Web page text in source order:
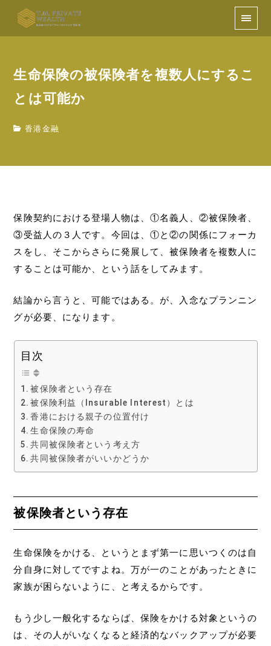
生命保険の被保険者を複数人にするこ
とは可能か
香港金融
保険契約における登場人物は、①名義人、②被保険者、
③受益人の３人です。今回は、①と②の関係にフォーカ
スをし、そこからさらに発展して、被保険者を複数人に
することは可能か、という話をしてみます。
結論から言うと、可能ではある。が、入念なプランニン
グが必要、になります。
目次
被保険者という存在
被保険利益（Insurable Interest）とは
香港における親子の位置付け
生命保険の寿命
共同被保険者という考え方
共同被保険者がいいかどうか
被保険者という存在
生命保険をかける、というとまず第一に思いつくのは自
分自身に対してですよね。万が一のことがあったときに
家族が困らないように、と考えるからです。
もう少し一般化するならば、保険をかける対象というの
は、その人がいなくなると経済的なバックアップが必要